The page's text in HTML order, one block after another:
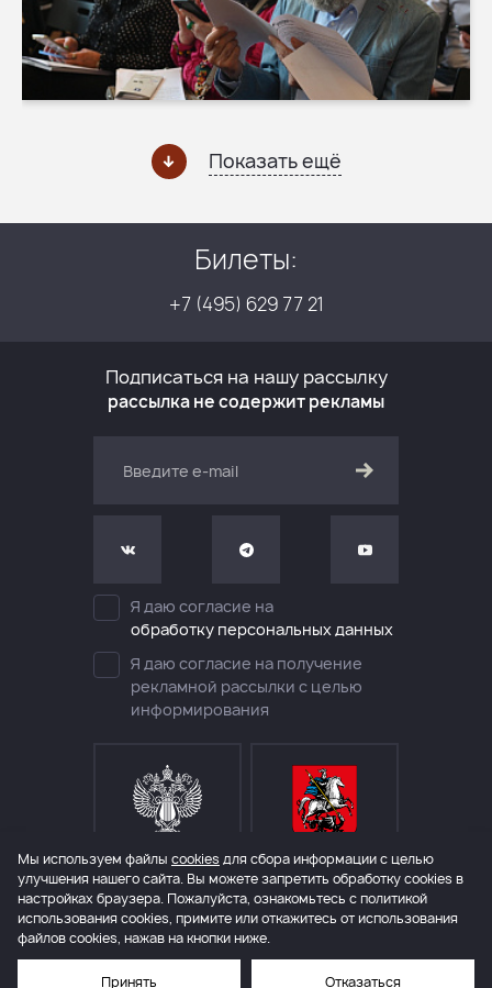
Показать ещё
Билеты:
+7 (495) 629 77 21
Подписаться на нашу рассылку
рассылка не содержит рекламы
Я даю согласие на
обработку персональных данных
Я даю согласие на получение
рекламной рассылки с целью
информирования
МИНИСТЕРСТВО КУЛЬТУРЫ
РОССИЙСКОЙ ФЕДЕРАЦИИ
ДЕПАРТАМЕНТ КУЛЬТУРЫ
ГОРОДА МОСКВЫ
© 2006 – 2026 Международный театральный фестиваль им. А.П.Чехова
Политика конфиденциальности
Мы используем файлы cookies для сбора информации с целью
улучшения нашего сайта. Вы можете запретить обработку сookies в
настройках браузера. Пожалуйста, ознакомьтесь с политикой
использования cookies, примите или откажитесь от использования
файлов cookies, нажав на кнопки ниже.